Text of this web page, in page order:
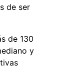
de ser
de 130
y